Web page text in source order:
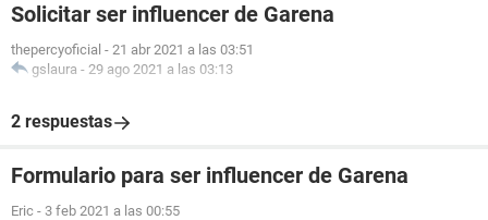
Solicitar ser influencer de Garena
thepercyoficial - 21 abr 2021 a las 03:51
gslaura - 29 ago 2021 a las 03:13
2 respuestas
Formulario para ser influencer de Garena
Eric - 3 feb 2021 a las 00:55